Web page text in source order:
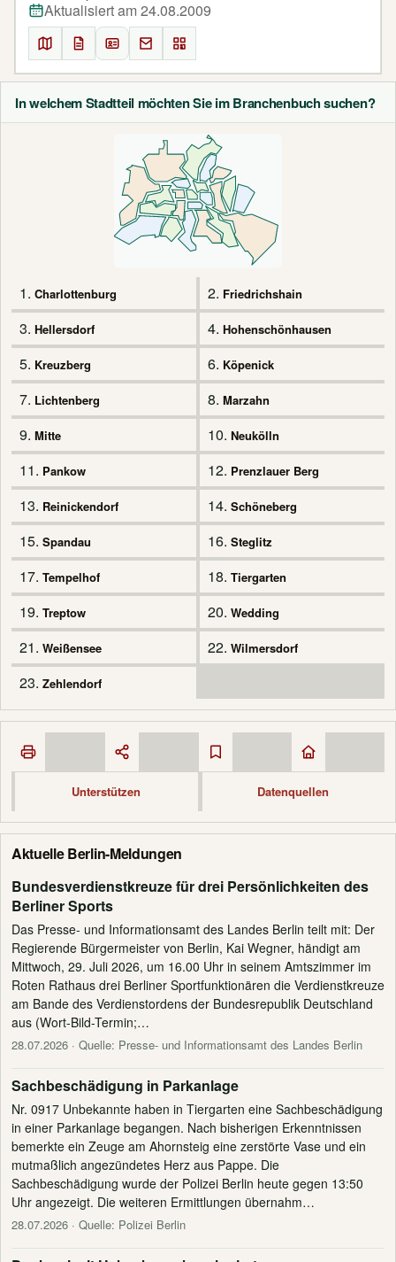
In welchem Stadtteil möchten Sie im Branchenbuch suchen?
1. Charlottenburg 2. Friedrichshain
3. Hellersdorf 4. Hohenschönhausen
5. Kreuzberg 6. Köpenick
7. Lichtenberg 8. Marzahn
9. Mitte 10. Neukölln
11. Pankow 12. Prenzlauer Berg
13. Reinickendorf 14. Schöneberg
15. Spandau 16. Steglitz
17. Tempelhof 18. Tiergarten
19. Treptow 20. Wedding
21. Weißensee 22. Wilmersdorf
23. Zehlendorf
Unterstützen Datenquellen
Aktuelle Berlin-Meldungen
Bundesverdienstkreuze für drei Persönlichkeiten des
Berliner Sports
Das Presse- und Informationsamt des Landes Berlin teilt mit: Der
Regierende Bürgermeister von Berlin, Kai Wegner, händigt am
Mittwoch, 29. Juli 2026, um 16.00 Uhr in seinem Amtszimmer im
Roten Rathaus drei Berliner Sportfunktionären die Verdienstkreuze
am Bande des Verdienstordens der Bundesrepublik Deutschland
aus (Wort-Bild-Termin;…
28.07.2026 · Quelle: Presse- und Informationsamt des Landes Berlin
Sachbeschädigung in Parkanlage
Nr. 0917 Unbekannte haben in Tiergarten eine Sachbeschädigung
in einer Parkanlage begangen. Nach bisherigen Erkenntnissen
bemerkte ein Zeuge am Ahornsteig eine zerstörte Vase und ein
mutmaßlich angezündetes Herz aus Pappe. Die
Sachbeschädigung wurde der Polizei Berlin heute gegen 13:50
Uhr angezeigt. Die weiteren Ermittlungen übernahm…
28.07.2026 · Quelle: Polizei Berlin
Aktualisiert am 24.08.2009